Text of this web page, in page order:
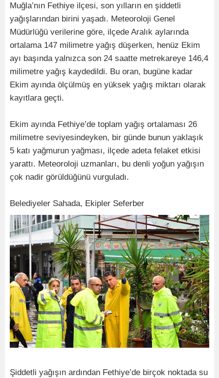
Muğla’nın Fethiye ilçesi, son yılların en şiddetli
yağışlarından birini yaşadı. Meteoroloji Genel
Müdürlüğü verilerine göre, ilçede Aralık aylarında
ortalama 147 milimetre yağış düşerken, henüz Ekim
ayı başında yalnızca son 24 saatte metrekareye 146,4
milimetre yağış kaydedildi. Bu oran, bugüne kadar
Ekim ayında ölçülmüş en yüksek yağış miktarı olarak
kayıtlara geçti.
Ekim ayında Fethiye’de toplam yağış ortalaması 26
milimetre seviyesindeyken, bir günde bunun yaklaşık
5 katı yağmurun yağması, ilçede adeta felaket etkisi
yarattı. Meteoroloji uzmanları, bu denli yoğun yağışın
çok nadir görüldüğünü vurguladı.
Belediyeler Sahada, Ekipler Seferber
Şiddetli yağışın ardından Fethiye’de birçok noktada su